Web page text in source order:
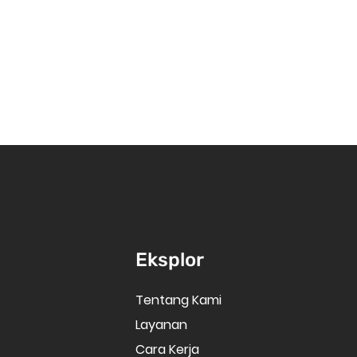
Eksplor
Tentang Kami
Layanan
Cara Kerja